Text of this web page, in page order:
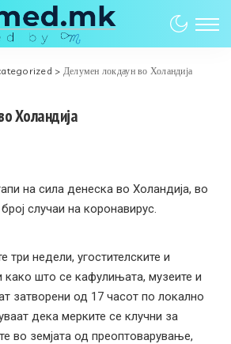
> Делумен локдаун во Холандија
Холандија
на сила денеска во Холандија, во
случаи на коронавирус.
три недели, угостителските и
како што се кафулињата, музеите и
затворени од 17 часот по локално
дека мерките се клучни за
во земјата од преоптоварување,